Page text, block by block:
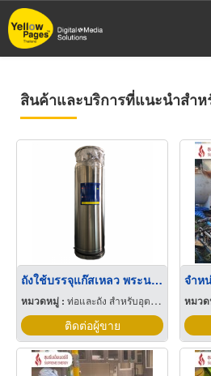
ข้าม
ไป
สินค้าและบริการที่แนะนำสำห
ถังใช้บรรจุแก๊สเหลว พระนครศรีอยุธยา
หมวดหมู่ : ท่อและถัง สำหรับอุตสาหกรรมและเวชกรรมแก๊ส
ติดต่อผู้ขาย
จำห
หมว